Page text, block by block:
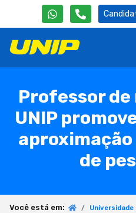
Professor
UNIP
de
Você está em: Universidade